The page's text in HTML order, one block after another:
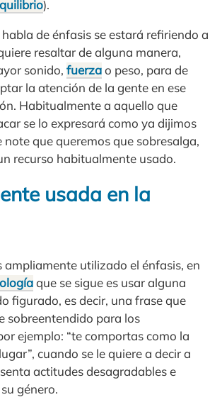
).
de énfasis se estará refiriendo a
resaltar de alguna manera,
sonido, fuerzao peso, para de
la atención de la gente en ese
Habitualmente a aquello que
se lo expresará como ya dijimos
note que queremos que sobresalga,
recurso habitualmente usado.
usada en la
ampliamente utilizado el énfasis, en
que se sigue es usar alguna
figurado, es decir, una frase que
sobreentendido para los
ejemplo: “te comportas como la
cuando se le quiere a decir a
actitudes desagradables e
género.